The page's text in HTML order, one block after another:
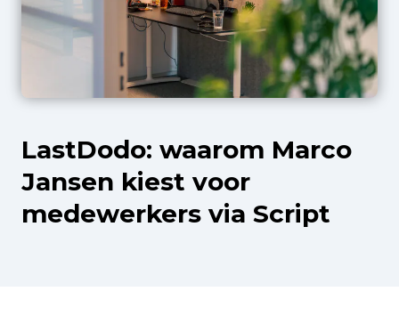
LastDodo: waarom Marco
Jansen kiest voor
medewerkers via Script